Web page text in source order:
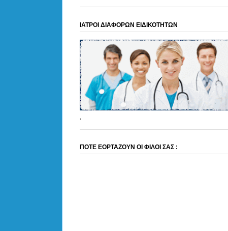
ΙΑΤΡΟΙ ΔΙΑΦΟΡΩΝ ΕΙΔΙΚΟΤΗΤΩΝ
.
ΠΟΤΕ ΕΟΡΤΑΖΟΥΝ ΟΙ ΦΙΛΟΙ ΣΑΣ :